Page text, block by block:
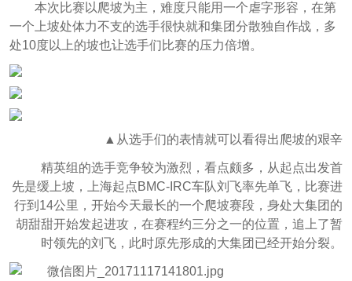
本次比赛以爬坡为主，难度只能用一个虐字形容，在第
一个上坡处体力不支的选手很快就和集团分散独自作战，多
处10度以上的坡也让选手们比赛的压力倍增。
▲从选手们的表情就可以看得出爬坡的艰辛
精英组的选手竞争较为激烈，看点颇多，从起点出发首
先是缓上坡，上海起点BMC-IRC车队刘飞率先单飞，比赛进
行到14公里，开始今天最长的一个爬坡赛段，身处大集团的
胡甜甜开始发起进攻，在赛程约三分之一的位置，追上了暂
时领先的刘飞，此时原先形成的大集团已经开始分裂。